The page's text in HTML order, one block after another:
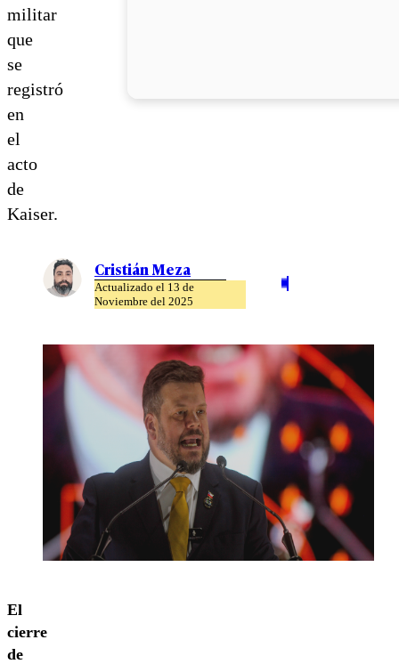
militar
que
se
registró
en
el
acto
de
Kaiser.
Cristián Meza
Actualizado el 13 de
Noviembre del 2025
El
cierre
de